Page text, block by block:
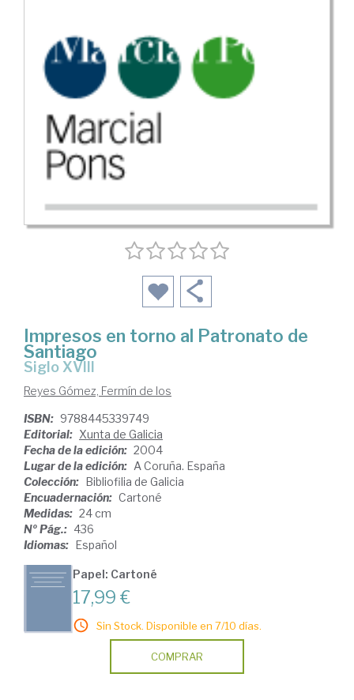
Impresos en torno al Patronato de
Santiago
siglo XVIII
Reyes Gómez, Fermín de los
ISBN: 9788445339749
Editorial: Xunta de Galicia
Fecha de la edición: 2004
Lugar de la edición: A Coruña. España
Colección: Bibliofilia de Galicia
Encuadernación: Cartoné
Medidas: 24 cm
Nº Pág.: 436
Idiomas: Español
Papel: Cartoné
17,99 €
Sin Stock. Disponible en 7/10 días.
COMPRAR